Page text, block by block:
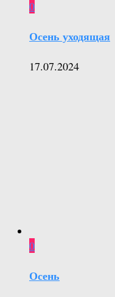
0
Осень уходящая
17.07.2024
0
Осень